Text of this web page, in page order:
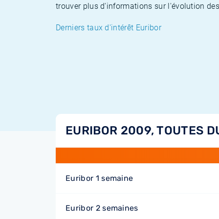
trouver plus d'informations sur l'évolution
Derniers taux d'intérêt Euribor
EURIBOR 2009, TOUTES
Euribor 1 semaine
Euribor 2 semaines